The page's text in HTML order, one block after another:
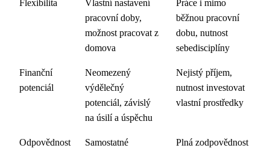
Flexibilita
Vlastní nastavení
pracovní doby,
možnost pracovat z
domova
Práce i mimo
běžnou pracovní
dobu, nutnost
sebedisciplíny
Finanční
potenciál
Neomezený
výdělečný
potenciál, závislý
na úsilí a úspěchu
Nejistý příjem,
nutnost investovat
vlastní prostředky
Odpovědnost
Samostatné
Plná zodpovědnost